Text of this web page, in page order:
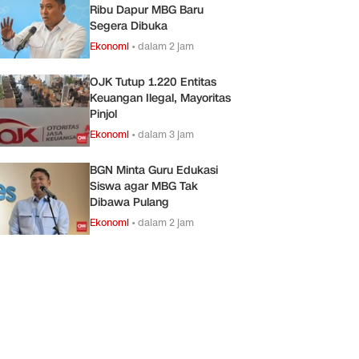
Ribu Dapur MBG Baru
Segera Dibuka
Ekonomi •dalam 2 jam
OJK Tutup 1.220 Entitas
Keuangan Ilegal, Mayoritas
Pinjol
Ekonomi •dalam 3 jam
BGN Minta Guru Edukasi
Siswa agar MBG Tak
Dibawa Pulang
Ekonomi •dalam 2 jam